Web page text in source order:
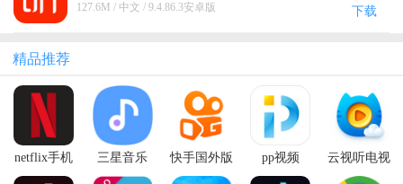
127.6M / 中文 / 9.4.86.3安卓版 下载
精品推荐
netflix手机
版
三星音乐
2026最新版
快手国外版
(Kwai)
pp视频
云视听电视
猫